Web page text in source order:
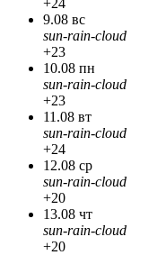
+24
9.08 вс
sun-rain-cloud
+23
10.08 пн
sun-rain-cloud
+23
11.08 вт
sun-rain-cloud
+24
12.08 ср
sun-rain-cloud
+20
13.08 чт
sun-rain-cloud
+20